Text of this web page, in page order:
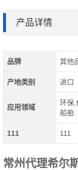
产品详情
品牌 其他
产地类别 进口
应用领域
环保,
船舶
111 111
常州代理希尔